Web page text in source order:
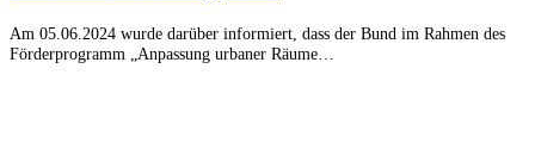
Am 05.06.2024 wurde darüber informiert, dass der Bund im Rahmen des
Förderprogramm „Anpassung urbaner Räume…